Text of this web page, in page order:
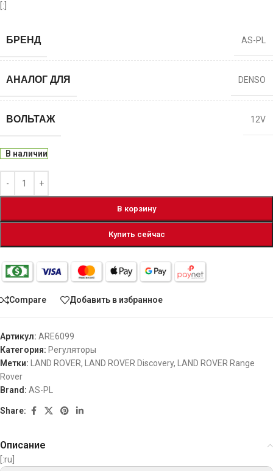
[:]
БРЕНД AS-PL
АНАЛОГ ДЛЯ DENSO
ВОЛЬТАЖ 12V
В наличии
В корзину
Купить сейчас
Compare Добавить в избранное
Артикул: ARE6099
Категория: Регуляторы
Метки:
LAND ROVER, LAND ROVER Discovery,
LAND ROVER Range
Rover
Brand: AS-PL
Share:
Описание
[:ru]